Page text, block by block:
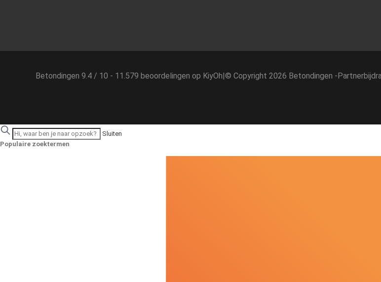
Betondingen 9.4 / 10 - 11.579 beoordelingen op KiyOh|© Copyright 2026 Betondingen -
Sluiten
Populaire zoektermen